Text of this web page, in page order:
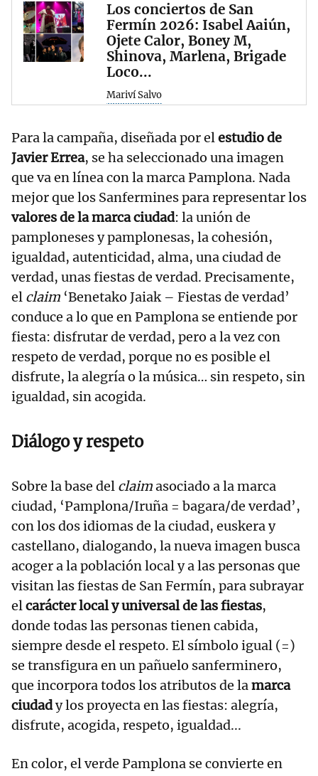
Los conciertos de San
Fermín 2026: Isabel Aaiún,
Ojete Calor, Boney M,
Shinova, Marlena, Brigade
Loco...
Mariví Salvo
Para la campaña, diseñada por elestudio de
Javier Errea, se ha seleccionado una imagen
que va en línea con la marca Pamplona. Nada
mejor que los Sanfermines para representar los
valores de la marca ciudad: la unión de
pamploneses y pamplonesas, la cohesión,
igualdad, autenticidad, alma, una ciudad de
verdad, unas fiestas de verdad. Precisamente,
el claim ‘Benetako Jaiak – Fiestas de verdad’
conduce a lo que en Pamplona se entiende por
fiesta: disfrutar de verdad, pero a la vez con
respeto de verdad, porque no es posible el
disfrute, la alegría o la música… sin respeto, sin
igualdad, sin acogida.
Diálogo y respeto
Sobre la base del claimasociado a la marca
ciudad, ‘Pamplona/Iruña = bagara/de verdad’,
con los dos idiomas de la ciudad, euskera y
castellano, dialogando, la nueva imagen busca
acoger a la población local y a las personas que
visitan las fiestas de San Fermín, para subrayar
elcarácter local y universal de las fiestas,
donde todas las personas tienen cabida,
siempre desde el respeto. El símbolo igual (=)
se transfigura en un pañuelo sanferminero,
que incorpora todos los atributos de lamarca
ciudady los proyecta en las fiestas: alegría,
disfrute, acogida, respeto, igualdad...
En color, el verde Pamplona se convierte en